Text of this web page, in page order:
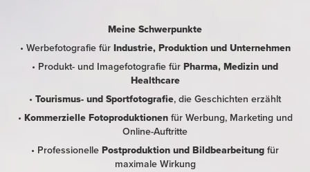
Meine Schwerpunkte
• Werbefotografie für Industrie, Produktion und Unternehmen
• Produkt- und Imagefotografie für Pharma, Medizin und
Healthcare
• Tourismus- und Sportfotografie, die Geschichten erzählt
• Kommerzielle Fotoproduktionenfür Werbung, Marketing und
Online-Auftritte
• Professionelle Postproduktion und Bildbearbeitung für
maximale Wirkung